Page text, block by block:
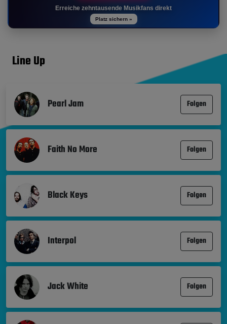
Erreiche zehntausende Musikfans direkt
Platz sichern »
Line Up
Pearl Jam Folgen
Faith No More Folgen
Black Keys Folgen
Interpol Folgen
Jack White Folgen